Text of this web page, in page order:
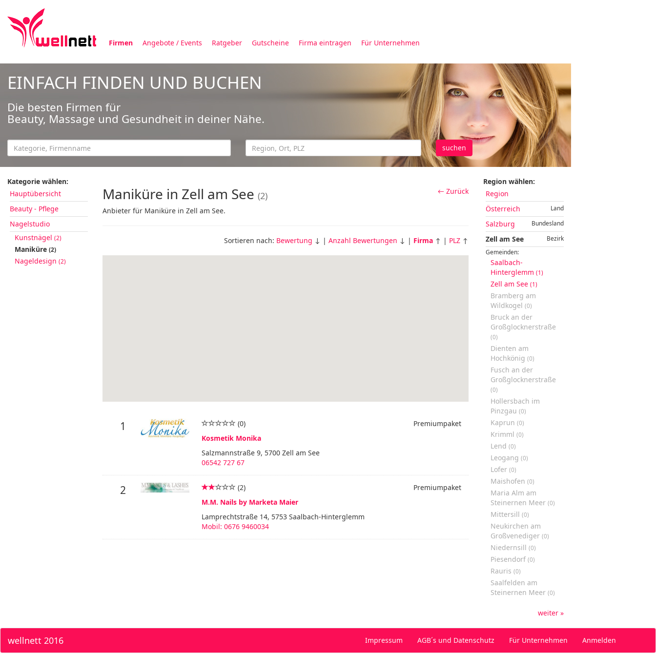
Firmen Angebote / Events Ratgeber Gutscheine Firma eintragen Für Unternehmen
EINFACH FINDEN UND BUCHEN
Die besten Firmen für
Beauty, Massage und Gesundheit in deiner Nähe.
suchen
Kategorie wählen:
Hauptübersicht
Beauty - Pflege
Nagelstudio
Kunstnägel (2)
Maniküre (2)
Nageldesign (2)
← Zurück
Maniküre in Zell am See (2)
Anbieter für Maniküre in Zell am See.
Sortieren nach: Bewertung ↓ | Anzahl Bewertungen ↓ | Firma ↑ | PLZ ↑
1 Premiumpaket
(0)
Kosmetik Monika
Salzmannstraße 9, 5700 Zell am See
06542 727 67
2 Premiumpaket
(2)
M.M. Nails by Marketa Maier
Lamprechtstraße 14, 5753 Saalbach-Hinterglemm
Mobil: 0676 9460034
Region wählen:
Region
Land
Österreich
Bundesland
Salzburg
Bezirk
Zell am See
Gemeinden:
Saalbach-
Hinterglemm (1)
Zell am See (1)
Bramberg am
Wildkogel (0)
Bruck an der
Großglocknerstraße
(0)
Dienten am
Hochkönig (0)
Fusch an der
Großglocknerstraße
(0)
Hollersbach im
Pinzgau (0)
Kaprun (0)
Krimml (0)
Lend (0)
Leogang (0)
Lofer (0)
Maishofen (0)
Maria Alm am
Steinernen Meer (0)
Mittersill (0)
Neukirchen am
Großvenediger (0)
Niedernsill (0)
Piesendorf (0)
Rauris (0)
Saalfelden am
Steinernen Meer (0)
weiter »
wellnett 2016 Impressum AGB´s und Datenschutz Für Unternehmen Anmelden